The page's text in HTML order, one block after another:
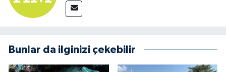
Bunlar da ilginizi çekebilir